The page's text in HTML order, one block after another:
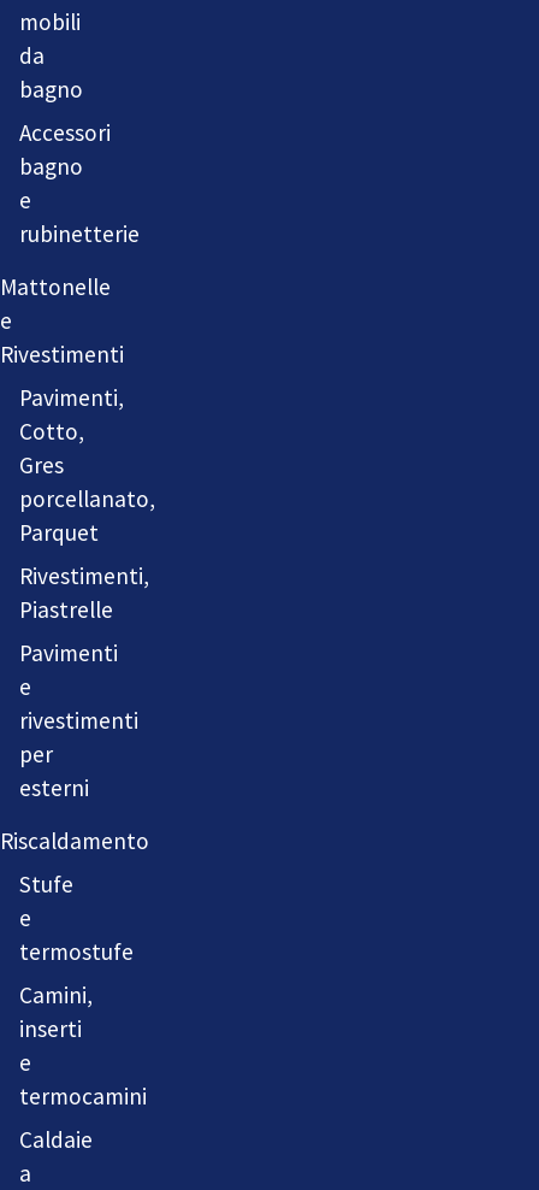
mobili
da
bagno
Accessori
bagno
e
rubinetterie
Mattonelle
e
Rivestimenti
Pavimenti,
Cotto,
Gres
porcellanato,
Parquet
Rivestimenti,
Piastrelle
Pavimenti
e
rivestimenti
per
esterni
Riscaldamento
Stufe
e
termostufe
Camini,
inserti
e
termocamini
Caldaie
a